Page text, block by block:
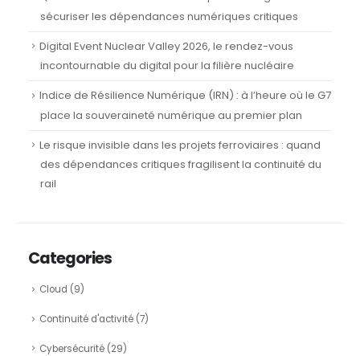
sécuriser les dépendances numériques critiques
Digital Event Nuclear Valley 2026, le rendez-vous
incontournable du digital pour la filière nucléaire
Indice de Résilience Numérique (IRN) : à l’heure où le G7
place la souveraineté numérique au premier plan
Le risque invisible dans les projets ferroviaires : quand
des dépendances critiques fragilisent la continuité du
rail
Categories
Cloud (9)
Continuité d'activité(7)
Cybersécurité(29)